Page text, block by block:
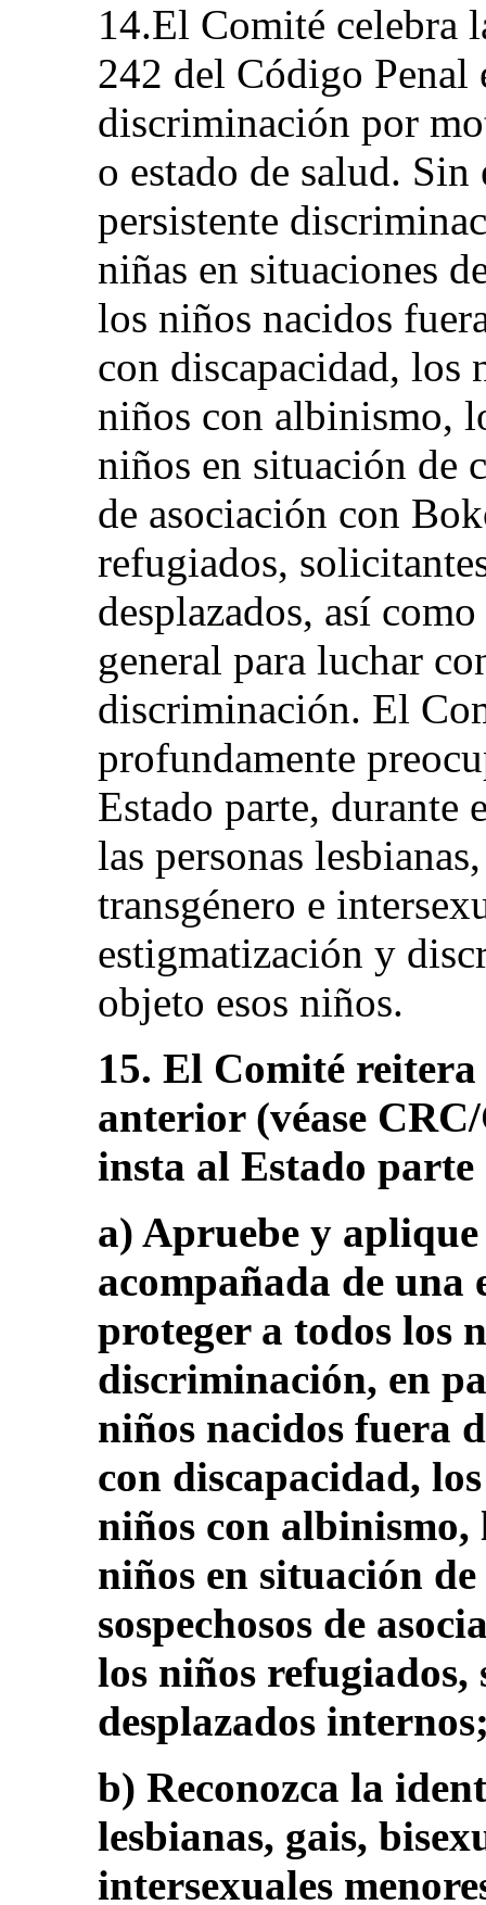
14.El Comité celebra
242 del Código Penal
discriminación por
o estado de salud.
persistente
niñas en situaciones
los niños nacidos
con discapacidad,
niños con albinismo,
niños en situación de
de asociación con
refugiados,
desplazados, así
general para luchar
discriminación. El
profundamente
Estado parte, durante
las personas
transgénero e
estigmatización y
objeto esos niños.
15. El Comité
anterior (véase
insta al Estado parte
a) Apruebe y
acompañada de
proteger a todos los
discriminación, en
niños nacidos fuera
con discapacidad,
niños con albinismo,
niños en situación
sospechosos de
los niños refugiados,
desplazados
b) Reconozca la
lesbianas, gais,
intersexuales